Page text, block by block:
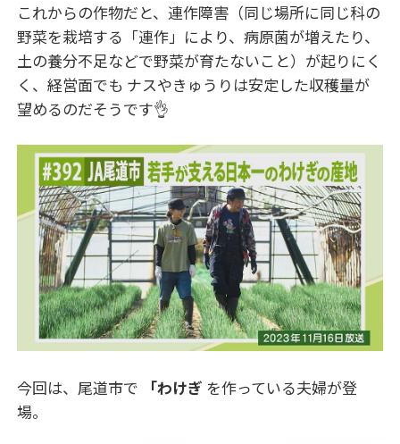
これからの作物だと、連作障害（同じ場所に同じ科の
野菜を栽培する「連作」により、病原菌が増えたり、
土の養分不足などで野菜が育たないこと）が起りにく
く、経営面でも ナスやきゅうりは安定した収穫量が
望めるのだそうです👌
今回は、尾道市で 「わけぎ を作っている夫婦が登
場。